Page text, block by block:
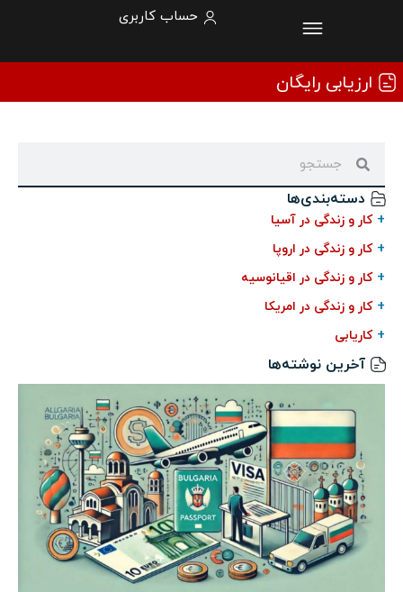
حساب کاربری
ارزیابی رایگان
دسته‌بندی‌ها
+ کار و زندگی در آسیا
+ کار و زندگی در اروپا
+ کار و زندگی در اقیانوسیه
+ کار و زندگی در امریکا
+ کاریابی
آخرین نوشته‌ها